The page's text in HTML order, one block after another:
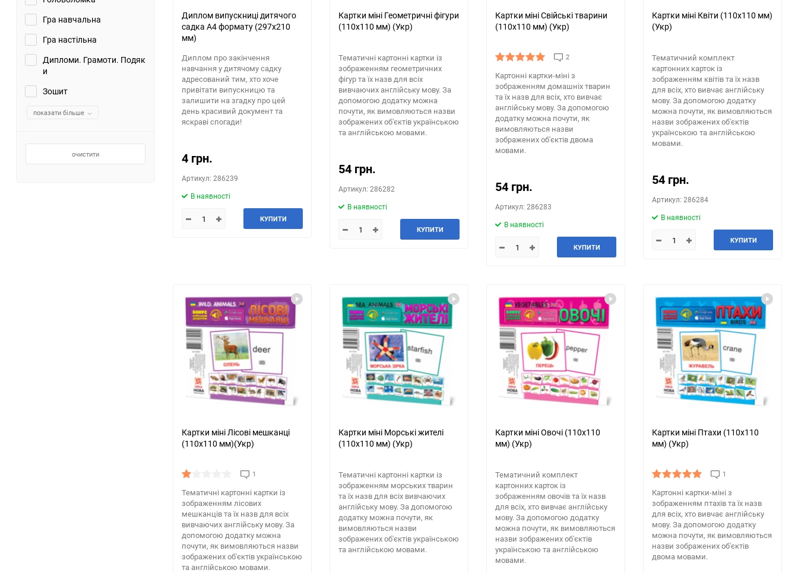
Гра навчальна
Гра настільна
Дипломи. Грамоти. Подяк
и
Зошит
показати більше
очистити
Диплом випускниці дитячого
садка А4 формату (297х210
мм)
Диплом про закінчення
навчання у дитячому садку
адресований тим, хто хоче
привітати випускницю та
залишити на згадку про цей
день красивий документ та
яскраві спогади!
4 грн.
Артикул: 286239
В наявності
КУПИТИ
Картки міні Геометричні фігури
(110х110 мм) (Укр)
Тематичні картонні картки із
зображенням геометричних
фігур та їх назв для всіх
вивчаючих англійську мову. За
допомогою додатку можна
почути, як вимовляються назви
зображених об'єктів українською
та англійською мовами.
54 грн.
Артикул: 286282
В наявності
КУПИТИ
Картки міні Свійські тварини
(110х110 мм) (Укр)
2
Картонні картки-міні з
зображенням домашніх тварин
та їх назв для всіх, хто вивчає
англійську мову. За допомогою
додатку можна почути, як
вимовляються назви
зображених об'єктів двома
мовами.
54 грн.
Артикул: 286283
В наявності
КУПИТИ
Картки міні Квіти (110х110 мм)
(Укр)
Тематичний комплект
картонних карток із
зображенням квітів та їх назв
для всіх, хто вивчає англійську
мову. За допомогою додатку
можна почути, як вимовляються
назви зображених об'єктів
українською та англійською
мовами.
54 грн.
Артикул: 286284
В наявності
КУПИТИ
Картки міні Лісові мешканці
(110х110 мм)(Укр)
1
Тематичні картонні картки із
зображенням лісових
мешканців та їх назв для всіх
вивчаючих англійську мову. За
допомогою додатку можна
почути, як вимовляються назви
зображених об'єктів українською
та англійською мовами.
Картки міні Морські жителі
(110х110 мм) (Укр)
Тематичні картонні картки із
зображенням морських тварин
та їх назв для всіх вивчаючих
англійську мову. За допомогою
додатку можна почути, як
вимовляються назви
зображених об'єктів українською
та англійською мовами.
Картки міні Овочі (110х110
мм) (Укр)
Тематичний комплект
картонних карток із
зображенням овочів та їх назв
для всіх, хто вивчає англійську
мову. За допомогою додатку
можна почути, як вимовляються
назви зображених об'єктів
українською та англійською
мовами.
Картки міні Птахи (110х110
мм) (Укр)
1
Картонні картки-міні з
зображенням птахів та їх назв
для всіх, хто вивчає англійську
мову. За допомогою додатку
можна почути, як вимовляються
назви зображених об'єктів
двома мовами.